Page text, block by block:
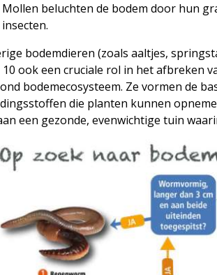
Mollen beluchten de bodem door hun
insecten.
bodemdieren (zoals aaltjes,
10 ook een cruciale rol in het afbreken
bodemecosysteem. Ze vormen de
die planten kunnen
een gezonde, evenwichtige tuin